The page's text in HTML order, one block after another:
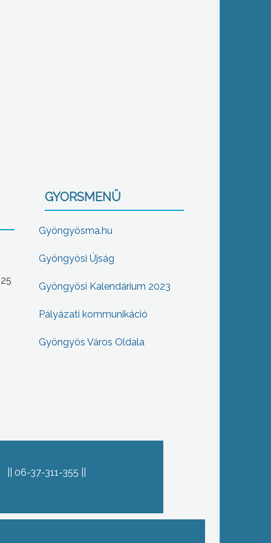
GYORSMENÜ
Gyöngyösma.hu
Gyöngyösi Újság
Gyöngyösi Kalendárium 2023
Pályázati kommunikáció
Gyöngyös Város Oldala
06-37-311-355